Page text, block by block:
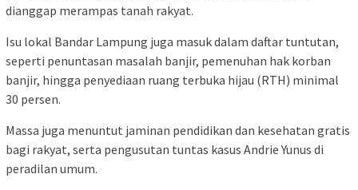
dianggap merampas tanah rakyat.
Isu lokal Bandar Lampung juga masuk dalam daftar tuntutan,
seperti penuntasan masalah banjir, pemenuhan hak korban
banjir, hingga penyediaan ruang terbuka hijau (RTH) minimal
30 persen.
Massa juga menuntut jaminan pendidikan dan kesehatan gratis
bagi rakyat, serta pengusutan tuntas kasus Andrie Yunus di
peradilan umum.